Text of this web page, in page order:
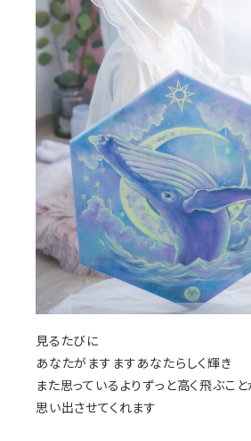
見るたびに
あなたがますますあなたらしく輝き
また思っているよりずっと高く飛ぶこ
思い出させてくれます